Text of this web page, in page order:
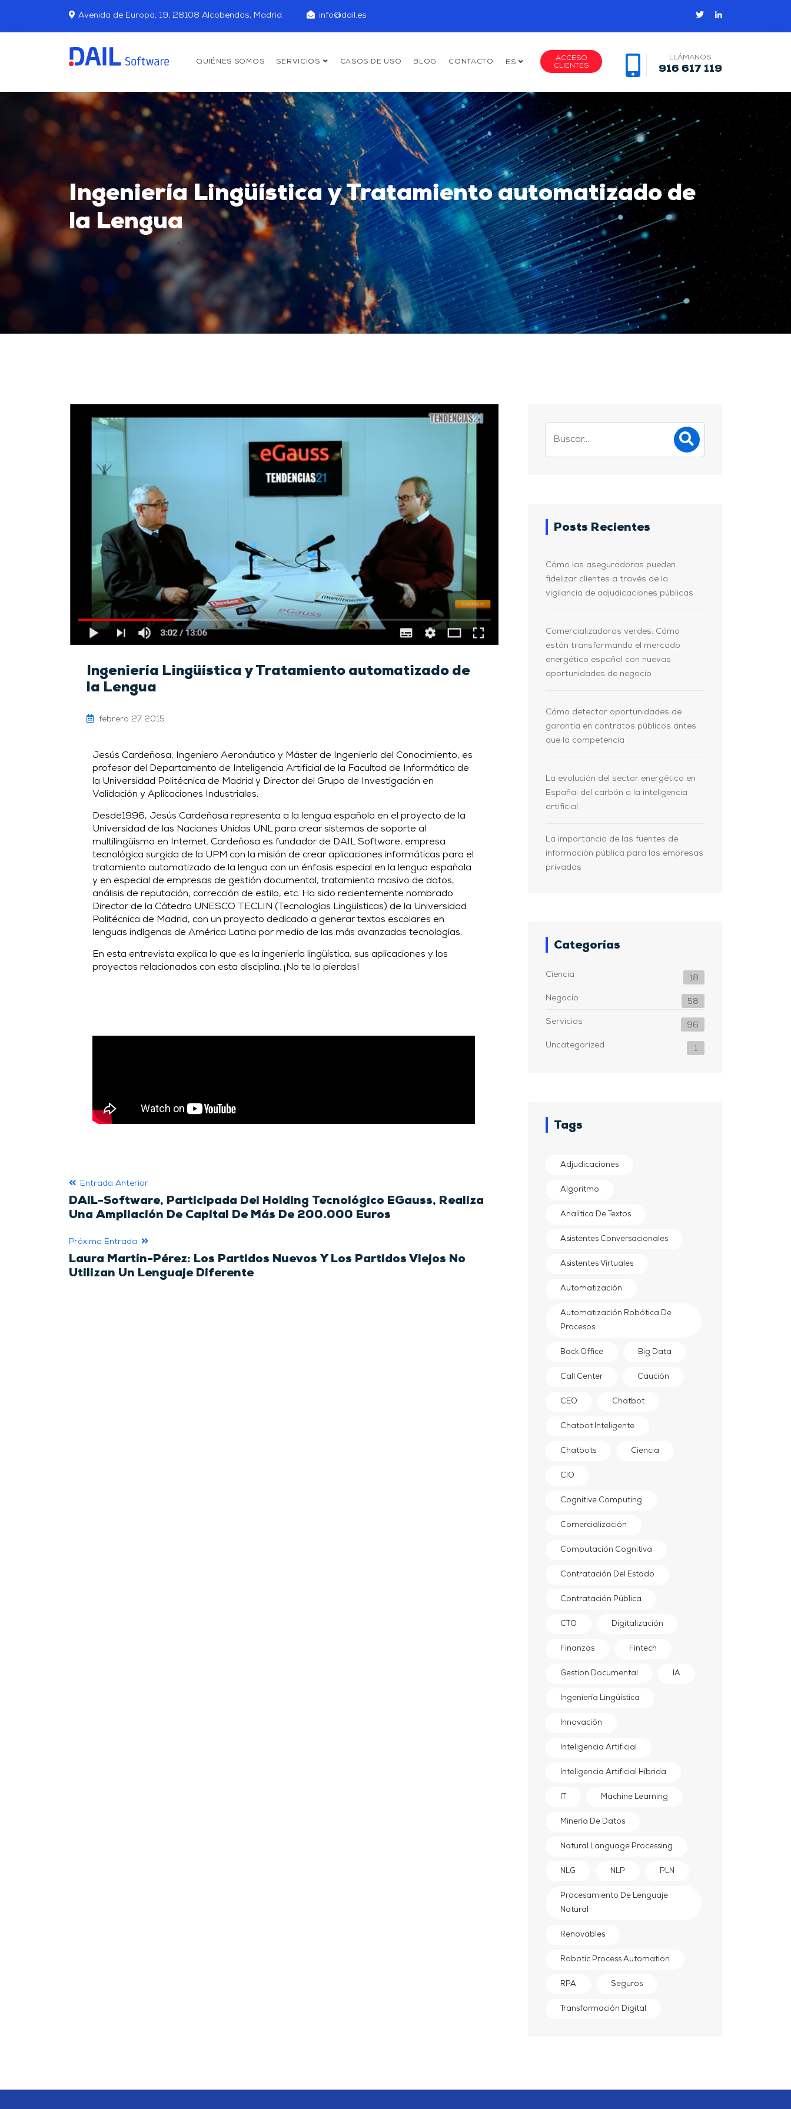
Avenida de Europa, 19, 28108 Alcobendas, Madrid. info@dail.es
ACCESO
CLIENTES
LLÁMANOS
916 617 119
QUIÉNES SOMOS SERVICIOS CASOS DE USO BLOG CONTACTO ES
Ingeniería Lingüística y Tratamiento automatizado de
la Lengua
Ingeniería Lingüística y Tratamiento automatizado de
la Lengua
febrero 27 2015
Jesús Cardeñosa, Ingeniero Aeronáutico y Máster de Ingeniería del Conocimiento, es
profesor del Departamento de Inteligencia Artificial de la Facultad de Informática de
la Universidad Politécnica de Madrid y Director del Grupo de Investigación en
Validación y Aplicaciones Industriales.
Desde1996, Jesús Cardeñosa representa a la lengua española en el proyecto de la
Universidad de las Naciones Unidas UNL para crear sistemas de soporte al
multilingüismo en Internet. Cardeñosa es fundador de DAIL Software, empresa
tecnológica surgida de la UPM con la misión de crear aplicaciones informáticas para el
tratamiento automatizado de la lengua con un énfasis especial en la lengua española
y en especial de empresas de gestión documental, tratamiento masivo de datos,
análisis de reputación, corrección de estilo, etc. Ha sido recientemente nombrado
Director de la Cátedra UNESCO TECLIN (Tecnologías Lingüísticas) de la Universidad
Politécnica de Madrid, con un proyecto dedicado a generar textos escolares en
lenguas indígenas de América Latina por medio de las más avanzadas tecnologías.
En esta entrevista explica lo que es la ingeniería lingüística, sus aplicaciones y los
proyectos relacionados con esta disciplina. ¡No te la pierdas!
Entrada Anterior
DAIL-Software, Participada Del Holding Tecnológico EGauss, Realiza
Una Ampliación De Capital De Más De 200.000 Euros
Próxima Entrada
Laura Martín-Pérez: Los Partidos Nuevos Y Los Partidos Viejos No
Utilizan Un Lenguaje Diferente
Posts Recientes
Cómo las aseguradoras pueden
fidelizar clientes a través de la
vigilancia de adjudicaciones públicas
Comercializadoras verdes: Cómo
están transformando el mercado
energético español con nuevas
oportunidades de negocio
Cómo detectar oportunidades de
garantía en contratos públicos antes
que la competencia
La evolución del sector energético en
España: del carbón a la inteligencia
artificial
La importancia de las fuentes de
información pública para las empresas
privadas
Categorías
Ciencia 18
Negocio 58
Servicios 96
Uncategorized 1
Tags
Adjudicaciones
Algoritmo
Analítica De Textos
Asistentes Conversacionales
Asistentes Virtuales
Automatización
Automatización Robótica De
Procesos
Back Office Big Data
Call Center Caución
CEO Chatbot
Chatbot Inteligente
Chatbots Ciencia
CIO
Cognitive Computing
Comercialización
Computación Cognitiva
Contratación Del Estado
Contratación Pública
CTO Digitalización
Finanzas Fintech
Gestion Documental IA
Ingeniería Lingüística
Innovación
Inteligencia Artificial
Inteligencia Artificial Híbrida
Machine Learning
Minería De Datos
Natural Language Processing
NLG NLP PLN
Procesamiento De Lenguaje
Natural
Renovables
Robotic Process Automation
RPA Seguros
Transformación Digital